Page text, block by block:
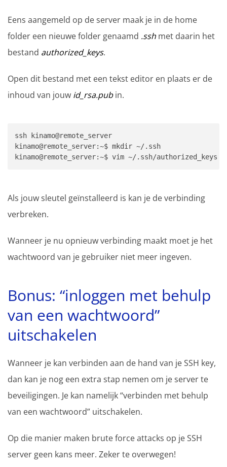
Eens aangemeld op de server maak je in de home
folder een nieuwe folder genaamd .ssh met daarin het
bestand authorized_keys.
Open dit bestand met een tekst editor en plaats er de
inhoud van jouw id_rsa.pubin.
ssh kinamo@remote_server
kinamo@remote_server:~$ mkdir ~/.ssh
kinamo@remote_server:~$ vim ~/.ssh/authorized_keys
Als jouw sleutel geïnstalleerd is kan je de verbinding
verbreken.
Wanneer je nu opnieuw verbinding maakt moet je het
wachtwoord van je gebruiker niet meer ingeven.
Bonus: “inloggen met behulp
van een wachtwoord”
uitschakelen
Wanneer je kan verbinden aan de hand van je SSH key,
dan kan je nog een extra stap nemen om je server te
beveiligingen. Je kan namelijk “verbinden met behulp
van een wachtwoord” uitschakelen.
Op die manier maken brute force attacks op je SSH
server geen kans meer. Zeker te overwegen!